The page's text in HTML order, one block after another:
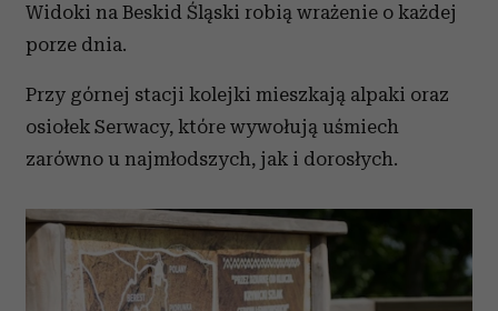
Widoki na Beskid Śląski robią wrażenie o każdej
porze dnia.
Przy górnej stacji kolejki mieszkają alpaki oraz
osiołek Serwacy, które wywołują uśmiech
zarówno u najmłodszych, jak i dorosłych.